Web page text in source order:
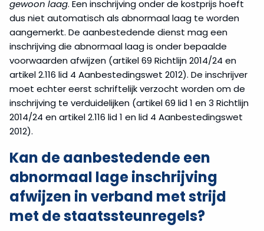
gewoon laag. Een inschrijving onder de kostprijs hoeft
dus niet automatisch als abnormaal laag te worden
aangemerkt. De aanbestedende dienst mag een
inschrijving die abnormaal laag is onder bepaalde
voorwaarden afwijzen (artikel 69 Richtlijn 2014/24 en
artikel 2.116 lid 4 Aanbestedingswet 2012). De inschrijver
moet echter eerst schriftelijk verzocht worden om de
inschrijving te verduidelijken (artikel 69 lid 1 en 3 Richtlijn
2014/24 en artikel 2.116 lid 1 en lid 4 Aanbestedingswet
2012).
Kan de aanbestedende een
abnormaal lage inschrijving
afwijzen in verband met strijd
met de staatssteunregels?